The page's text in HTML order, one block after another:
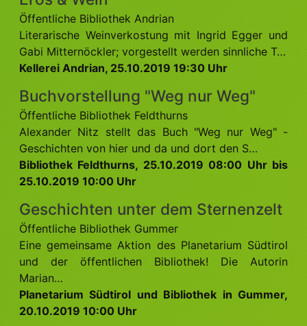
Öffentliche Bibliothek Andrian
Literarische Weinverkostung mit Ingrid Egger und
Gabi Mitternöckler; vorgestellt werden sinnliche T…
Kellerei Andrian, 25.10.2019 19:30 Uhr
Buchvorstellung "Weg nur Weg"
Öffentliche Bibliothek Feldthurns
Alexander Nitz stellt das Buch "Weg nur Weg" -
Geschichten von hier und da und dort den S…
Bibliothek Feldthurns, 25.10.2019 08:00 Uhr bis
25.10.2019 10:00 Uhr
Geschichten unter dem Sternenzelt
Öffentliche Bibliothek Gummer
Eine gemeinsame Aktion des Planetarium Südtirol
und der öffentlichen Bibliothek! Die Autorin
Marian…
Planetarium Südtirol und Bibliothek in Gummer,
20.10.2019 10:00 Uhr